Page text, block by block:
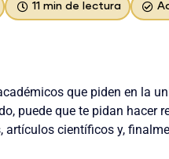
11 min de lectura
que piden en la
puede que te pidan hacer
artículos científicos y,